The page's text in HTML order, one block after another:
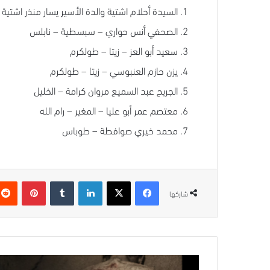
السيدة أحلام اشتية والدة الأسير يسار منذر
الصحفي أنس حواري – سبسطية – نابلس
سعيد أبو العز – زيتا – طولكرم
يزن حازم العنبوسي – زيتا – طولكرم
الجريح عبد السميع مروان كرامة – الخليل
معتصم عمر أبو عليا – المغير – رام الله
محمد خيري صوافطة – طوباس
شاركها
فيسبوك ‫X لينكدإن